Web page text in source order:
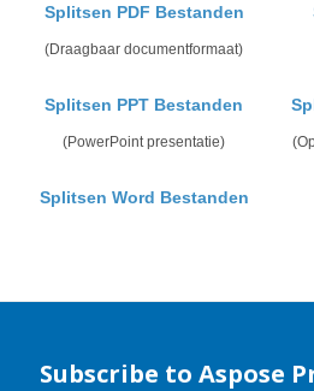
Splitsen PDF Bestanden
(Draagbaar documentformaat)
Splitsen PPT Bestanden
(PowerPoint presentatie)
Splitsen Word Bestanden
Subscribe to Aspose